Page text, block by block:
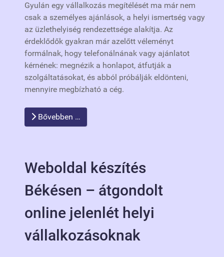
Gyulán egy vállalkozás megítélését ma már nem
csak a személyes ajánlások, a helyi ismertség vagy
az üzlethelyiség rendezettsége alakítja. Az
érdeklődők gyakran már azelőtt véleményt
formálnak, hogy telefonálnának vagy ajánlatot
kérnének: megnézik a honlapot, átfutják a
szolgáltatásokat, és abból próbálják eldönteni,
mennyire megbízható a cég.
Bővebben …
Weboldal készítés
Békésen – átgondolt
online jelenlét helyi
vállalkozásoknak